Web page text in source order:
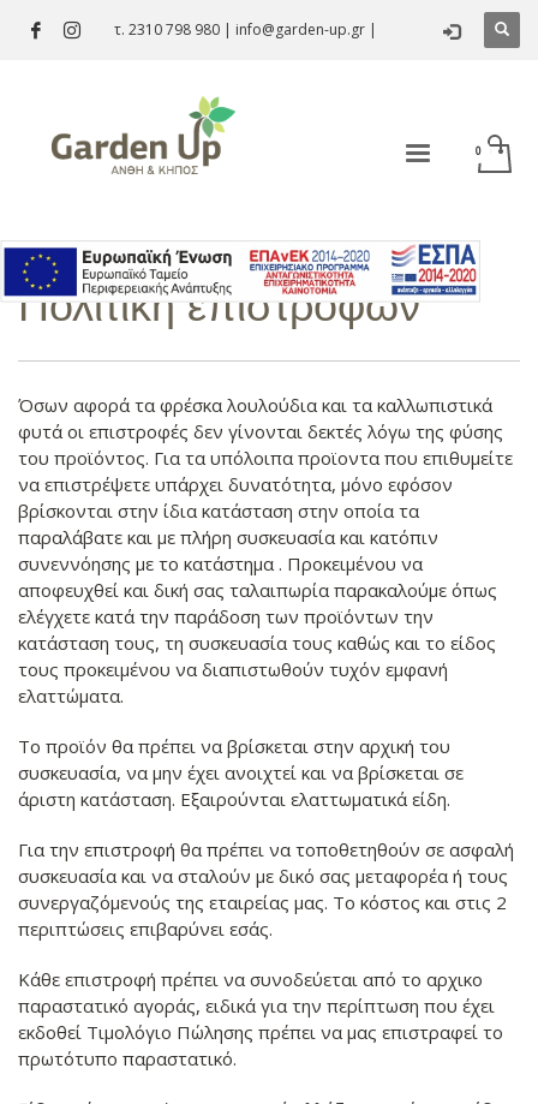
τ. 2310 798 980 | info@garden-up.gr |
Πολιτική επιστροφών
Όσων αφορά τα φρέσκα λουλούδια και τα καλλωπιστικά
φυτά οι επιστροφές δεν γίνονται δεκτές λόγω της φύσης
του προϊόντος. Για τα υπόλοιπα προϊοντα που επιθυμείτε
να επιστρέψετε υπάρχει δυνατότητα, μόνο εφόσον
βρίσκονται στην ίδια κατάσταση στην οποία τα
παραλάβατε και με πλήρη συσκευασία και κατόπιν
συνεννόησης με το κατάστημα . Προκειμένου να
αποφευχθεί και δική σας ταλαιπωρία παρακαλούμε όπως
ελέγχετε κατά την παράδοση των προϊόντων την
κατάσταση τους, τη συσκευασία τους καθώς και το είδος
τους προκειμένου να διαπιστωθούν τυχόν εμφανή
ελαττώματα.
Το προϊόν θα πρέπει να βρίσκεται στην αρχική του
συσκευασία, να μην έχει ανοιχτεί και να βρίσκεται σε
άριστη κατάσταση. Εξαιρούνται ελαττωματικά είδη.
Για την επιστροφή θα πρέπει να τοποθετηθούν σε ασφαλή
συσκευασία και να σταλούν με δικό σας μεταφορέα ή τους
συνεργαζόμενούς της εταιρείας μας. Το κόστος και στις 2
περιπτώσεις επιβαρύνει εσάς.
Κάθε επιστροφή πρέπει να συνοδεύεται από το αρχικο
παραστατικό αγοράς, ειδικά για την περίπτωση που έχει
εκδοθεί Τιμολόγιο Πώλησης πρέπει να μας επιστραφεί το
πρωτότυπο παραστατικό.